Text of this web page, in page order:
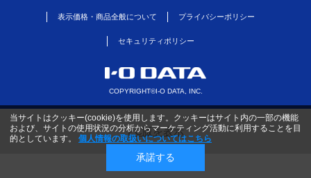
表示価格・商品全般について プライバシーポリシー
セキュリティポリシー
COPYRIGHT©I-O DATA, INC.
当サイトはクッキー(cookie)を使用します。クッキーはサイト内の一部の機能
および、サイトの使用状況の分析からマーケティング活動に利用することを目
的としています。
個人情報の取扱いについてはこちら
承諾する
PC版を表示